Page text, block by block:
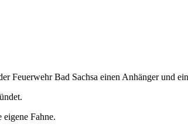
Feuerwehr Bad Sachsa einen Anhänger und
Fahne.